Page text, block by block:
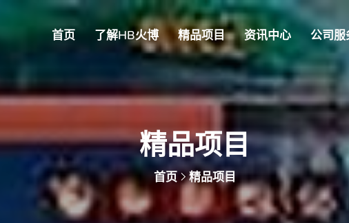
首页 了解HB火博 精品项目 资讯中心 公司服
精品项目
首页 精品项目